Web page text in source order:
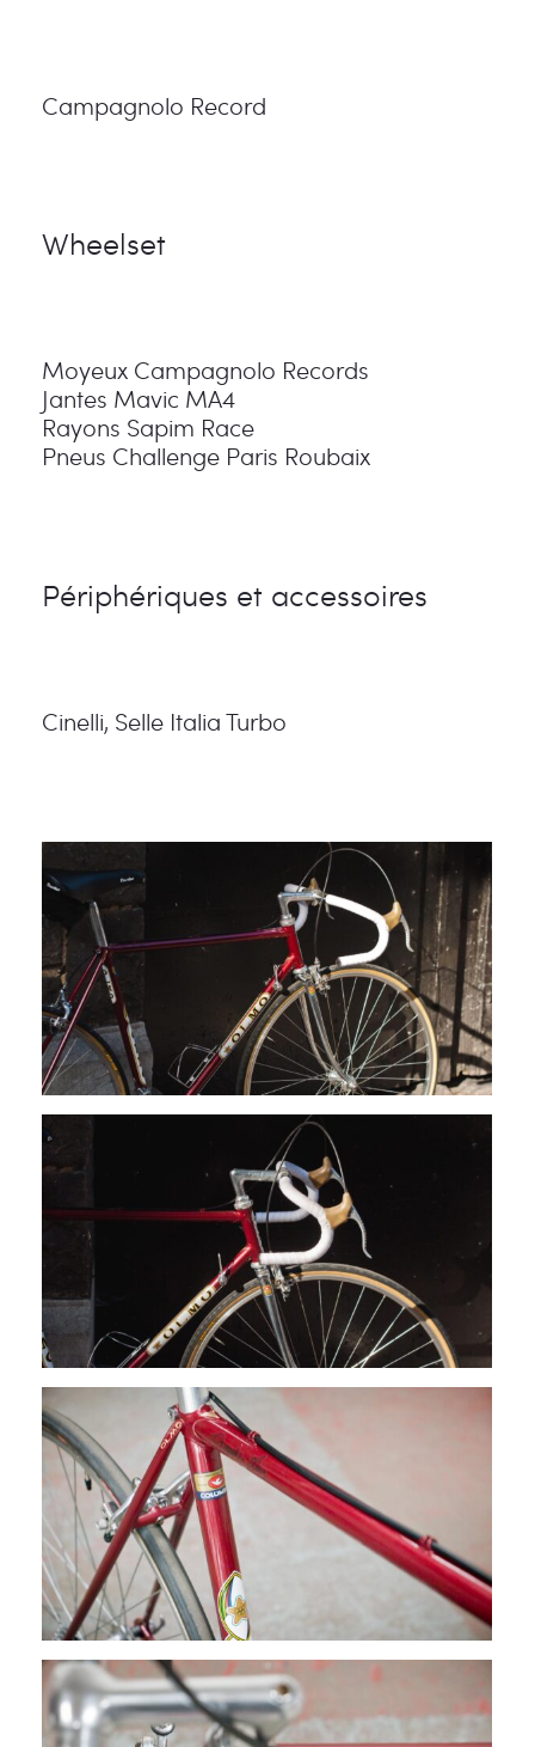
Campagnolo Record
Wheelset
Moyeux Campagnolo Records
Jantes Mavic MA4
Rayons Sapim Race
Pneus Challenge Paris Roubaix
Périphériques et accessoires
Cinelli, Selle Italia Turbo